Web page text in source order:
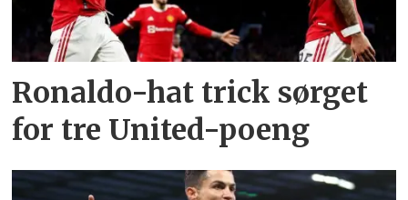
Ronaldo-hat trick sørget
for tre United-poeng